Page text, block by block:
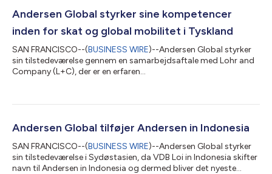
ejendom og byggeri, tvistbilæggelse, ansættelsesret,
compliance, bank og finans, ko...
Andersen Global styrker sine kompetencer
inden for skat og global mobilitet i Tyskland
SAN FRANCISCO--(BUSINESS WIRE)--Andersen Global styrker
sin tilstedeværelse gennem en samarbejdsaftale med Lohr and
Company (L+C), der er en erfaren
skatteforhold, global mobilitet og transfer pricing. L+C har
store multinationale selskaber, familieejede virksomheder,
familievirksomheder, fonde og formuende privatpe...
Andersen Global tilføjer Andersen in Indonesia
SAN FRANCISCO--(BUSINESS WIRE)--Andersen Global styrker
sin tilstedeværelse i Sydøstasien, da VDB Loi in Indonesia skifter
navn til Andersen in Indonesia og dermed bliver det nyeste